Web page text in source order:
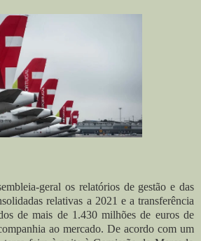
geral os relatórios de gestão e das
relativas a 2021 e a transferência
de mais de 1.430 milhões de euros de
ao mercado. De acordo com um